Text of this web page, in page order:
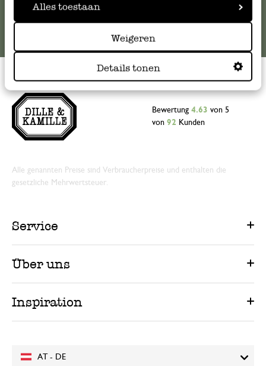
Alles toestaan
Weigeren
Details tonen
AT - DE
Bewertung 4.63 von 5
von 92 Kunden
Alle genannten Preise sind Verbraucherpreise und enthalten die
gesetzliche Mehrwertsteuer.
Service
Über uns
Inspiration